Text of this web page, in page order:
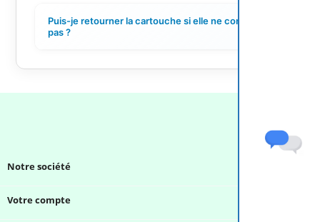
Puis-je retourner la cartouche si elle ne convient
pas ?
Notre société
Votre compte